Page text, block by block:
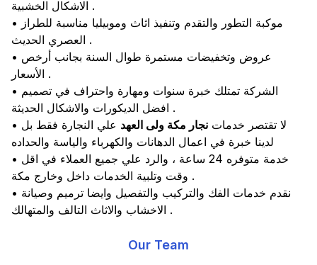
الاشكال الخشبية .
• موكبة التطور والتقدم وتنفيذ اثاث وموبيليا مناسبة للطراز
العصري الحديث .
• عروض وتخفيضات مستمرة طوال السنة بجانب أرخص
الأسعار .
• الشركة تمتلك خبرة سنوات ومهارة واحتراف في تصميم
افضل الديكورات والاشكال الحديثة .
• لا تقتصر خدمات نجار مكة ولى العهد علي النجارة فقط بل
لدينا خبرة في اعمال الدهانات والكهرباء والياسة والحداده
• خدمة متوفره 24 ساعة ، والرد علي جميع العملاء في اقل
وقت وتلبية الخدمات داخل وخارج مكة .
• نقدم خدمات الفك والتركيب والتفصيل وايضا ترميم وصيانة
الاخشاب والاثاث التالف والمتهالك .
Our Team